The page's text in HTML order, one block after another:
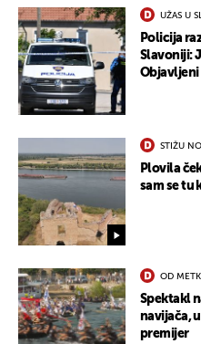
UŽAS U
Policija
Slavoniji:
STIŽU
Plovila
sam se tu
OD
Spektakl
navijača,
premijer
UKLJUČITE